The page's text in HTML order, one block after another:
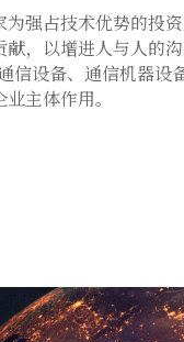
强占技术优势的投资
，以增进人与人的沟
信设备、通信机器
主体作用。